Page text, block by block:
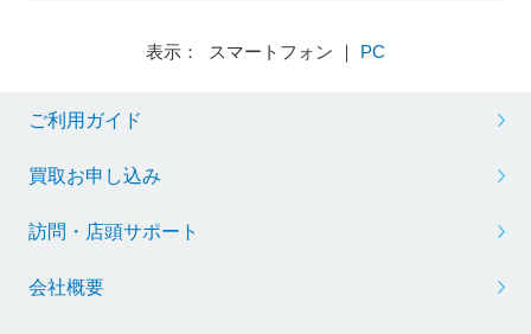
表示： スマートフォン ｜ PC
ご利用ガイド
買取お申し込み
訪問・店頭サポート
会社概要